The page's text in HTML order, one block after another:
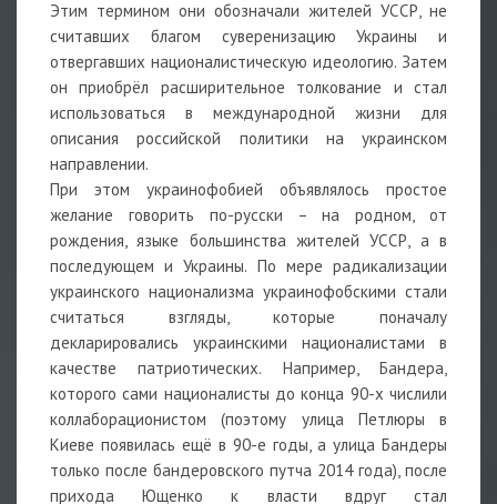
Этим термином они обозначали жителей УССР, не
считавших благом суверенизацию Украины и
отвергавших националистическую идеологию. Затем
он приобрёл расширительное толкование и стал
использоваться в международной жизни для
описания российской политики на украинском
направлении.
При этом украинофобией объявлялось простое
желание говорить по-русски – на родном, от
рождения, языке большинства жителей УССР, а в
последующем и Украины. По мере радикализации
украинского национализма украинофобскими стали
считаться взгляды, которые поначалу
декларировались украинскими националистами в
качестве патриотических. Например, Бандера,
которого сами националисты до конца 90-х числили
коллаборационистом (поэтому улица Петлюры в
Киеве появилась ещё в 90-е годы, а улица Бандеры
только после бандеровского путча 2014 года), после
прихода Ющенко к власти вдруг стал